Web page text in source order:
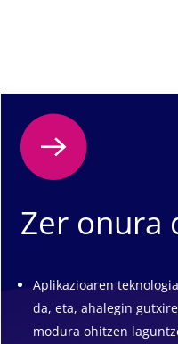
Zer onura
Aplikazioaren
da, eta, ahalegin
modura ohitzen